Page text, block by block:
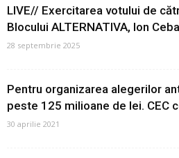
LIVE// Exercitarea votului de
Blocului ALTERNATIVA, Ion
28 septembrie 2025
Pentru organizarea alegerilor
peste 125 milioane de lei. CEC
30 aprilie 2021